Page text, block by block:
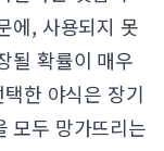
에, 사용되지 못
될 확률이 매우
한 야식은 장기
모두 망가뜨리는